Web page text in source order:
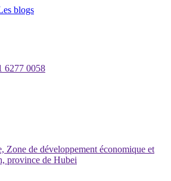
blogs
6277 0058
Zone de développement économique et
province de Hubei